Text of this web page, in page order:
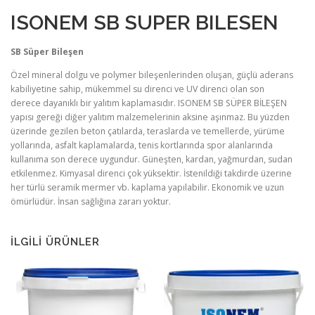
ISONEM SB SUPER BILESEN
SB Süper Bileşen
Özel mineral dolgu ve polymer bileşenlerinden oluşan, güçlü aderans
kabiliyetine sahip, mükemmel su direnci ve UV direnci olan son
derece dayanıklı bir yalıtım kaplamasıdır. ISONEM SB SÜPER BİLEŞEN
yapısı gereği diğer yalıtım malzemelerinin aksine aşınmaz. Bu yüzden
üzerinde gezilen beton çatılarda, teraslarda ve temellerde, yürüme
yollarında, asfalt kaplamalarda, tenis kortlarında spor alanlarında
kullanıma son derece uygundur. Güneşten, kardan, yağmurdan, sudan
etkilenmez. Kimyasal direnci çok yüksektir. İstenildiği takdirde üzerine
her türlü seramik mermer vb. kaplama yapılabilir. Ekonomik ve uzun
ömürlüdür. İnsan sağlığına zararı yoktur.
İLGILI ÜRÜNLER